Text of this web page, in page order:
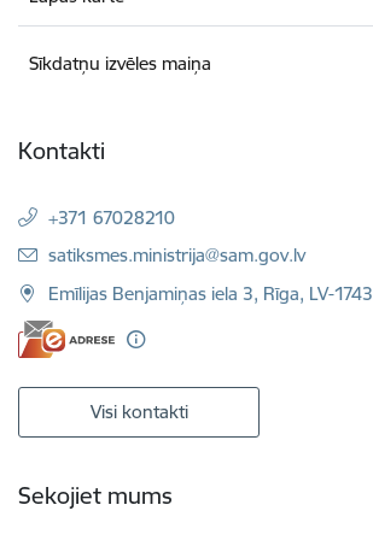
Sīkdatņu izvēles maiņa
Kontakti
+371 67028210
E-pasts:
satiksmes.ministrija@sam.gov.lv
Emīlijas Benjamiņas iela 3, Rīga, LV-1743
Visi kontakti
Sekojiet mums